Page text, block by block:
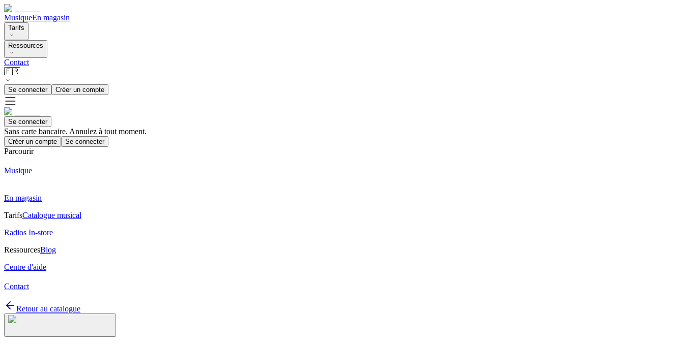
MusiqueEn magasin
Tarifs
Ressources
Contact
🇫🇷
Se connecter Créer un compte
Se connecter
Sans carte bancaire. Annulez à tout moment.
Créer un compte Se connecter
Parcourir
Musique
En magasin
TarifsCatalogue musical
Radios In-store
RessourcesBlog
Centre d'aide
Contact
Retour au catalogue